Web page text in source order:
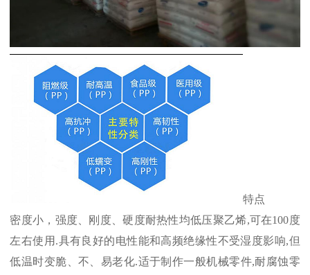
特点
密度小，强度、刚度、硬度耐热性均低压聚乙烯,可在100度
左右使用 .具有良好的电性能和高频绝缘性不受湿度影响,但
低温时变脆、不、易老化.适于制作一般机械零件,耐腐蚀零